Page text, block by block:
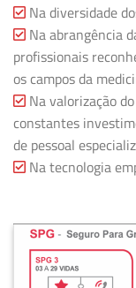
Na diversidade
Na abrangência
profissionais
os campos da
Na valorização
constantes
de pessoal
Na tecnologia